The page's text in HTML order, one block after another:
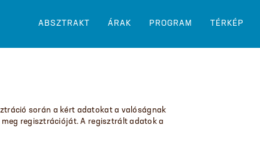
ABSZTRAKT ÁRAK PROGRAM TÉRKÉP
során a kért adatokat a valóságnak
regisztrációját. A regisztrált adatok a